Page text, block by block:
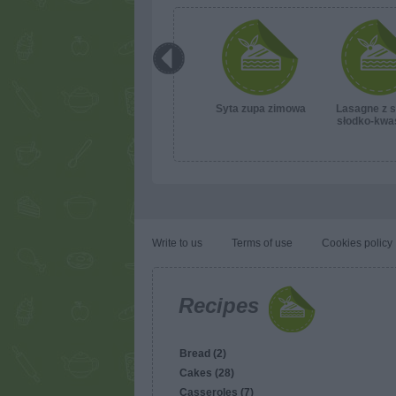
Syta zupa zimowa
Lasagne z
słodko-
Write to us Terms of use Cookies policy
Recipes
Bread (2)
Cakes (28)
Casseroles (7)